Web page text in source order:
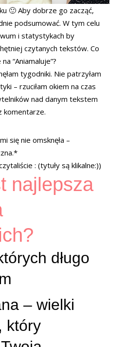
🙂 Aby dobrze go zacząć,
podsumować. W tym celu
i statystykach by
czytanych tekstów. Co
“Aniamaluje”?
tygodniki. Nie patrzyłam
– rzuciłam okiem na czas
nad danym tekstem
komentarze.
się nie omsknęła –
: (tytuły są klikalne:))
najlepsza
długo
– wielki
który